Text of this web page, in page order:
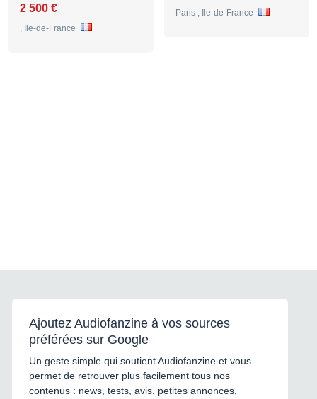
2 500 €
, Ile-de-France
Paris , Ile-de-France
Ajoutez Audiofanzine à vos sources
préférées sur Google
Un geste simple qui soutient Audiofanzine et vous
permet de retrouver plus facilement tous nos
contenus : news, tests, avis, petites annonces,